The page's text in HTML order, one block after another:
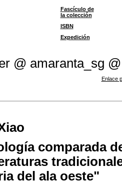
Fascículo de
la colección
ISBN
Expedición
@ amaranta_sg @
Enlace
comparada
del ala oeste"